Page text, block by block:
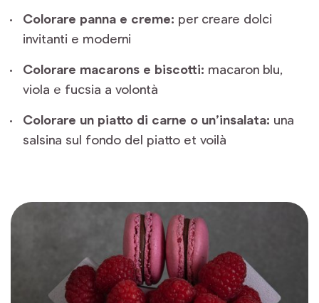
Colorare panna e creme: per creare dolci
invitanti e moderni
Colorare macarons e biscotti: macaron blu,
viola e fucsia a volontà
Colorare un piatto di carne o un’insalata: una
salsina sul fondo del piatto et voilà